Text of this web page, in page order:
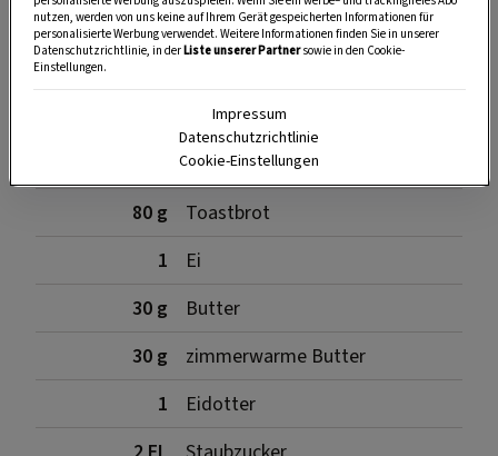
Zutaten für die Knödel
Magertopfen
Zartbitterschokolade
80 g
Toastbrot
1
Ei
30 g
Butter
30 g
zimmerwarme Butter
1
Eidotter
nutzen, werden von uns keine auf Ihrem Gerät gespeicherten Informationen für
personalisierte Werbung verwendet. Weitere Informationen finden Sie in unserer
Datenschutzrichtlinie, in derListe unserer Partnersowie in den Cookie-
Einstellungen.
Impressum
Datenschutzrichtlinie
Cookie-Einstellungen